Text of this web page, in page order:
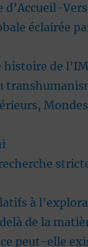
d’Accueil-
éclairée
histoire de
à
de la
peut-elle